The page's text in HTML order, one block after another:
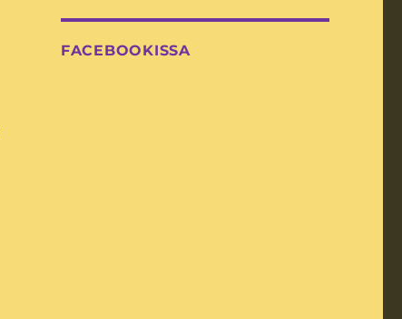
FACEBOOKISSA